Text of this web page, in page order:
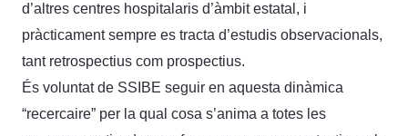
d’altres centres hospitalaris d’àmbit estatal, i
pràcticament sempre es tracta d’estudis observacionals,
tant retrospectius com prospectius.
És voluntat de SSIBE seguir en aquesta dinàmica
“recercaire” per la qual cosa s’anima a totes les